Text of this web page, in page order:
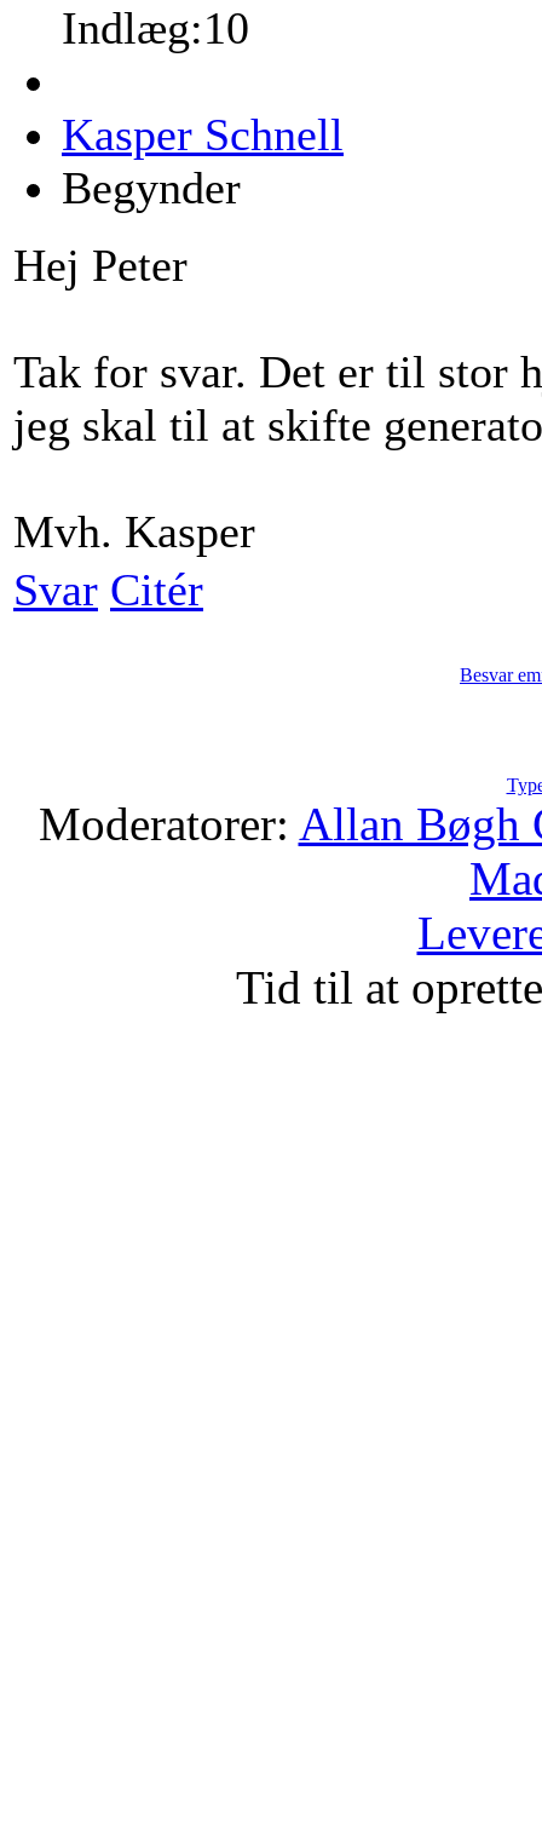
Indlæg:10
Kasper Schnell
Begynder
Hej Peter
Tak for svar. Det er til stor
jeg skal til at skifte
Mvh. Kasper
Svar Citér
Besvar
Moderatorer: Allan Bøgh
Tid til at